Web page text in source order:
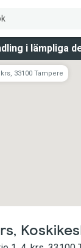
i lämpliga
33100 Tampere